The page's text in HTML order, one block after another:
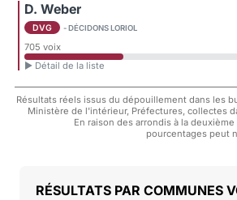
D. Weber
DVG - DÉCIDONS LORIOL
705 voix
► Détail de la liste
Résultats réels issus du dépouillement dans les
Ministère de l'intérieur, Préfectures, collectes
En raison des arrondis à la
pourcentages peut
COMMUNES